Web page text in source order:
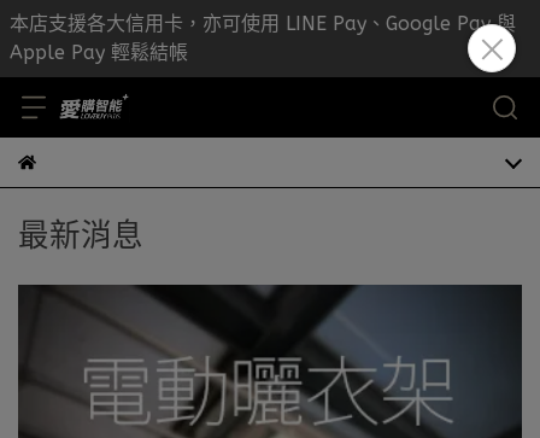
本店支援各大信用卡，亦可使用 LINE Pay、Google Pay 與
Apple Pay 輕鬆結帳
最新消息